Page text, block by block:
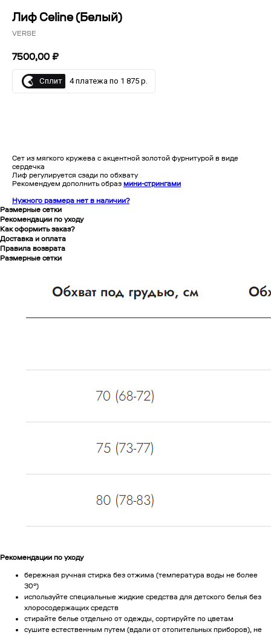
Лиф Celine (Белый)
VERSE
7500,00 ₽
Сплит 4 платежа по 1 875 р.
Сет из мягкого кружева с акцентной золотой фурнитурой в виде
сердечка
Лиф регулируется сзади по обхвату
Рекомендуем дополнить образ мини-стрингами
Нужного размера нет в наличии?
Размерные сетки
Рекомендации по уходу
Как оформить заказ?
Доставка и оплата
Правила возврата
Размерные сетки
Рекомендации по уходу
бережная ручная стирка без отжима (температура воды не более
30°)
используйте специальные жидкие средства для детского белья без
хлоросодержащих средств
стирайте белье отдельно от одежды, сортируйте по цветам
сушите естественным путем (вдали от отопительных приборов), не